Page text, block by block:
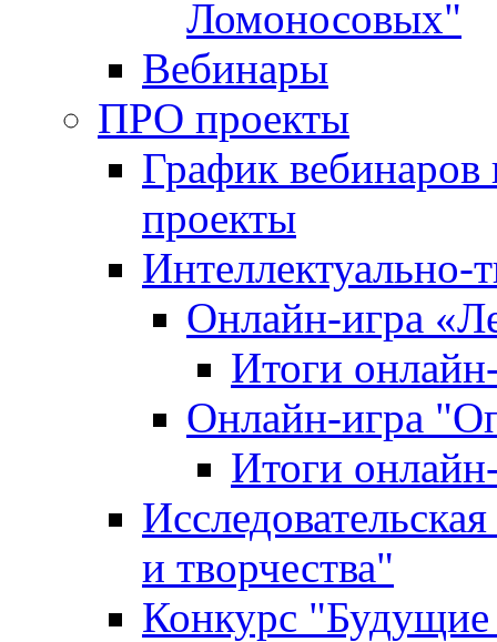
Ломоносовых"
Вебинары
ПРО проекты
График
проекты
Интеллектуально-
Онлайн-игра
Итоги
Онлайн-игра
Итоги
и творчества"
Конкурс